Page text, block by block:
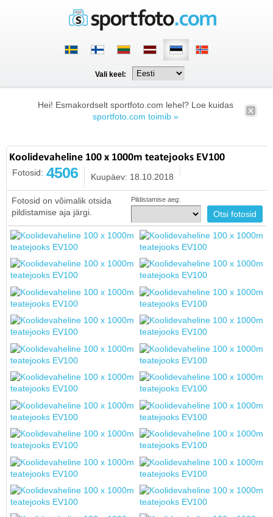
Vali keel:
Hei! Esmakordselt sportfoto.com lehel? Loe kuidas
sportfoto.com toimib »
Koolidevaheline 100 x 1000m teatejooks EV100
Fotosid: 4506 Kuupäev: 18.10.2018
Fotosid on võimalik otsida
pildistamise aja järgi.
Pildistamise aeg: